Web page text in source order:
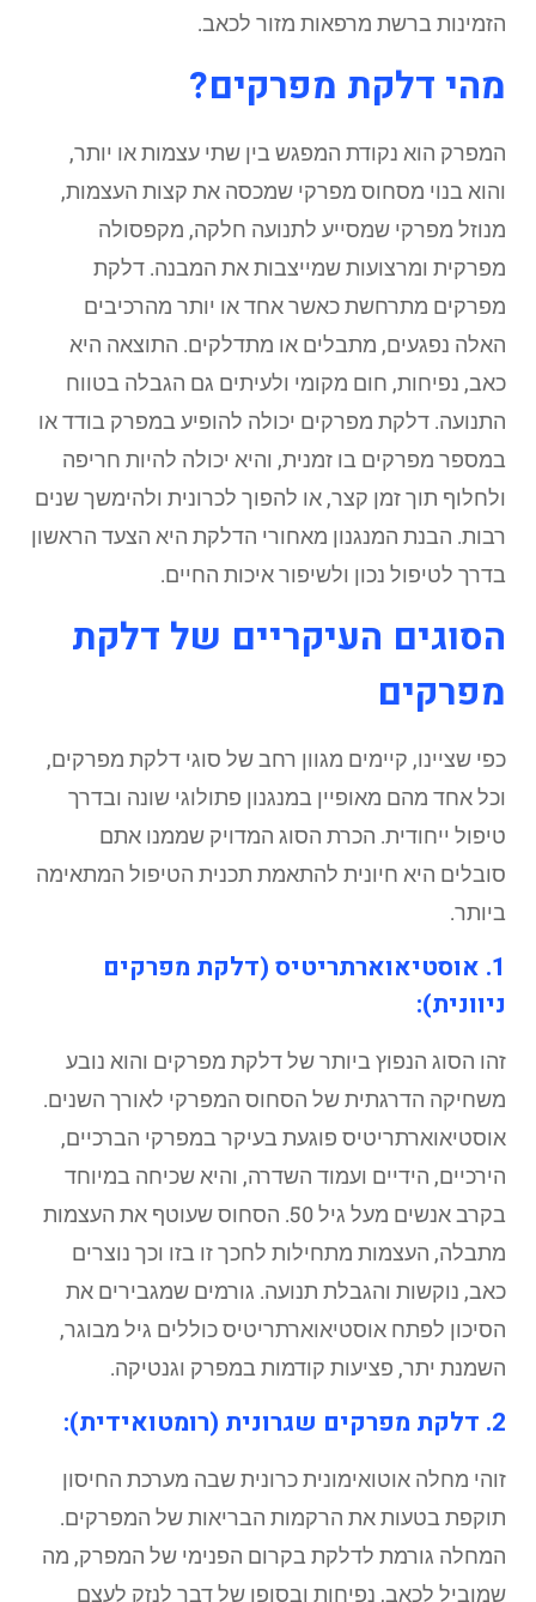
הזמינות ברשת מרפאות מזור לכאב.
מהי דלקת מפרקים?
המפרק הוא נקודת המפגש בין שתי עצמות או יותר,
והוא בנוי מסחוס מפרקי שמכסה את קצות העצמות,
מנוזל מפרקי שמסייע לתנועה חלקה, מקפסולה
מפרקית ומרצועות שמייצבות את המבנה. דלקת
מפרקים מתרחשת כאשר אחד או יותר מהרכיבים
האלה נפגעים, מתבלים או מתדלקים. התוצאה היא
כאב, נפיחות, חום מקומי ולעיתים גם הגבלה בטווח
התנועה. דלקת מפרקים יכולה להופיע במפרק בודד או
במספר מפרקים בו זמנית, והיא יכולה להיות חריפה
ולחלוף תוך זמן קצר, או להפוך לכרונית ולהימשך שנים
רבות. הבנת המנגנון מאחורי הדלקת היא הצעד הראשון
בדרך לטיפול נכון ולשיפור איכות החיים.
הסוגים העיקריים של דלקת
מפרקים
כפי שציינו, קיימים מגוון רחב של סוגי דלקת מפרקים,
וכל אחד מהם מאופיין במנגנון פתולוגי שונה ובדרך
טיפול ייחודית. הכרת הסוג המדויק שממנו אתם
סובלים היא חיונית להתאמת תכנית הטיפול המתאימה
ביותר.
1. אוסטיאוארתריטיס (דלקת מפרקים
ניוונית):
זהו הסוג הנפוץ ביותר של דלקת מפרקים והוא נובע
משחיקה הדרגתית של הסחוס המפרקי לאורך השנים.
אוסטיאוארתריטיס פוגעת בעיקר במפרקי הברכיים,
הירכיים, הידיים ועמוד השדרה, והיא שכיחה במיוחד
בקרב אנשים מעל גיל 50. הסחוס שעוטף את העצמות
מתבלה, העצמות מתחילות לחכך זו בזו וכך נוצרים
כאב, נוקשות והגבלת תנועה. גורמים שמגבירים את
הסיכון לפתח אוסטיאוארתריטיס כוללים גיל מבוגר,
השמנת יתר, פציעות קודמות במפרק וגנטיקה.
2. דלקת מפרקים שגרונית (רומטואידית):
זוהי מחלה אוטואימונית כרונית שבה מערכת החיסון
תוקפת בטעות את הרקמות הבריאות של המפרקים.
המחלה גורמת לדלקת בקרום הפנימי של המפרק, מה
שמוביל לכאב, נפיחות ובסופו של דבר לנזק לעצם